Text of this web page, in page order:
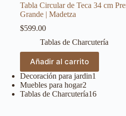
Tabla Circular de Teca 34 cm
Grande | Madetza
$599.00
Tablas de Charcutería
Añadir al carrito
Decoración para jardin1
Muebles para hogar2
Tablas de Charcutería16